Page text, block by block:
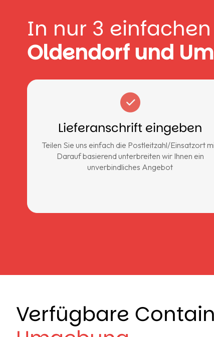
In nur 3
Oldendorf und
Lieferanschrift eingeben
Teilen Sie uns einfach die Postleitzahl/Einsatzort
Darauf basierend unterbreiten wir Ihnen ein
unverbindliches Angebot
Verfügbare